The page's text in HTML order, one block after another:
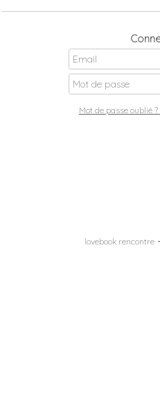
Mot de passe oublié ?
lovebook rencontre